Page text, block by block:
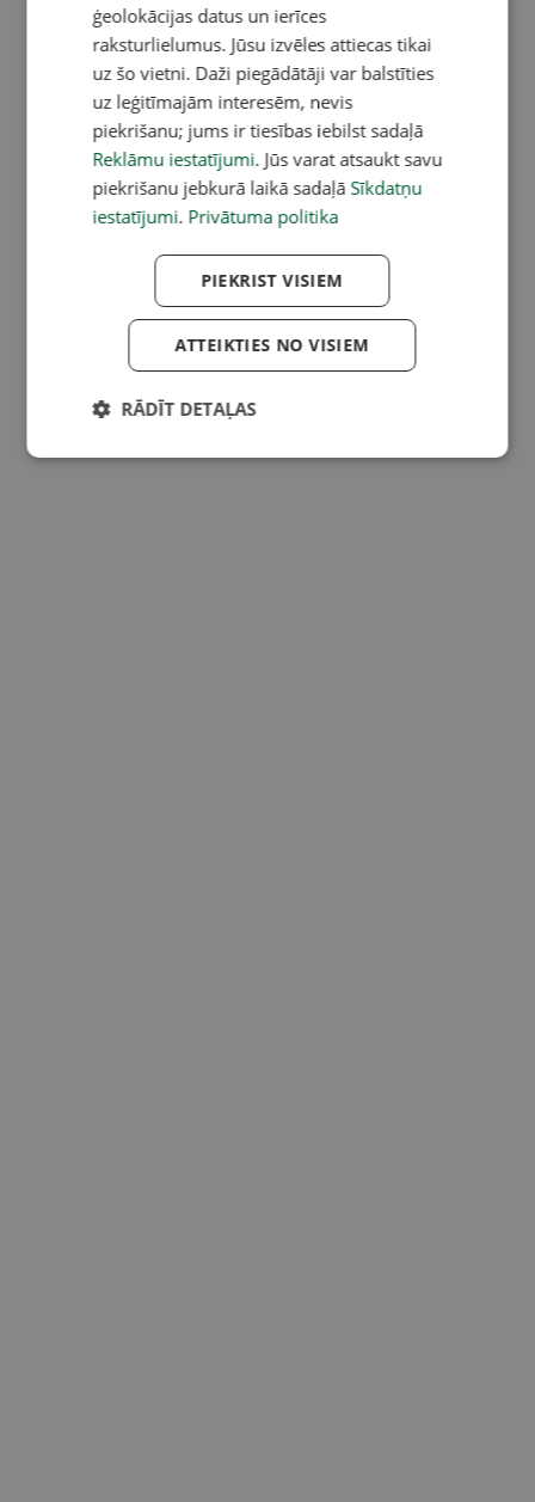
ģeolokācijas datus un ierīces
raksturlielumus. Jūsu izvēles attiecas tikai
uz šo vietni. Daži piegādātāji var balstīties
uz leģitīmajām interesēm, nevis
piekrišanu; jums ir tiesības iebilst sadaļā
Reklāmu iestatījumi. Jūs varat atsaukt savu
piekrišanu jebkurā laikā sadaļā Sīkdatņu
iestatījumi. Privātuma politika
PIEKRIST VISIEM
ATTEIKTIES NO VISIEM
RĀDĪT DETAĻAS